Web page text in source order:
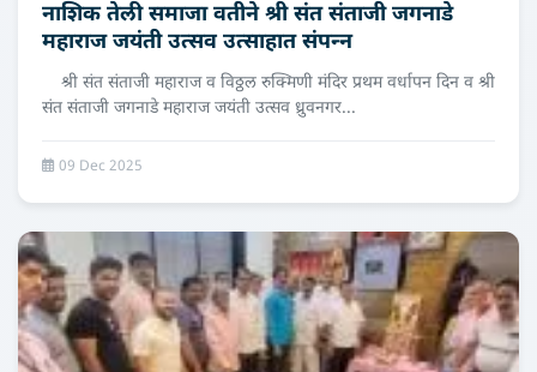
नाशिक तेली समाजा वतीने श्री संत संताजी जगनाडे
महाराज जयंती उत्सव उत्‍साहात संपन्‍न
श्री संत संताजी महाराज व विठ्ठल रुक्मिणी मंदिर प्रथम वर्धापन दिन व श्री
संत संताजी जगनाडे महाराज जयंती उत्सव ध्रुवनगर...
09 Dec 2025